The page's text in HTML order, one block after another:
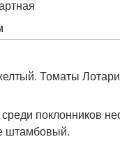
поклонников
штамбовый.